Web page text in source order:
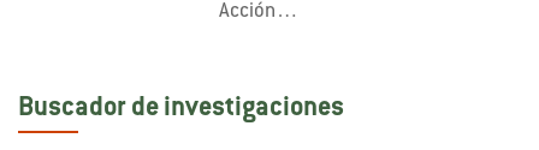
Acción…
Buscador de investigaciones